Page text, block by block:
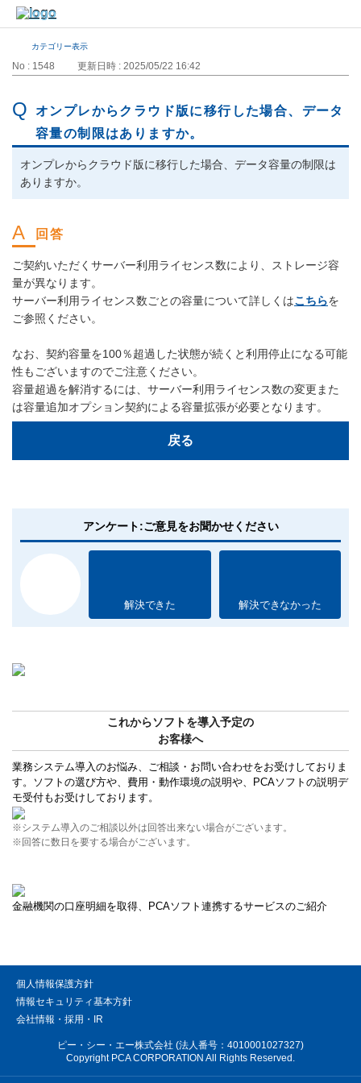
カテゴリー表示
No : 1548 更新日時 : 2025/05/22 16:42
オンプレからクラウド版に移行した場合、データ
容量の制限はありますか。
オンプレからクラウド版に移行した場合、データ容量の制限は
ありますか。
ご契約いただくサーバー利用ライセンス数により、ストレージ容
量が異なります。
サーバー利用ライセンス数ごとの容量について詳しくはこちらを
ご参照ください。
なお、契約容量を100％超過した状態が続くと利用停止になる可能
性もございますのでご注意ください。
容量超過を解消するには、サーバー利用ライセンス数の変更また
は容量追加オプション契約による容量拡張が必要となります。
戻る
アンケート:ご意見をお聞かせください
解決できた 解決できなかった
これからソフトを導入予定の
お客様へ
業務システム導入のお悩み、ご相談・お問い合わせをお受けしておりま
す。ソフトの選び方や、費用・動作環境の説明や、PCAソフトの説明デ
モ受付もお受けしております。
※システム導入のご相談以外は回答出来ない場合がございます。
※回答に数日を要する場合がございます。
金融機関の口座明細を取得、PCAソフト連携するサービスのご紹介
個人情報保護方針
情報セキュリティ基本方針
会社情報・採用・IR
ピー・シー・エー株式会社 (法人番号：4010001027327)
Copyright PCA CORPORATION All Rights Reserved.